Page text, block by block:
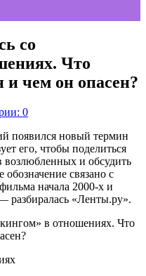
со
Что
чем он опасен?
0
появился новый термин
его, чтобы поделиться
и обсудить
связано с
начала 2000-х и
разбиралась «Ленты.ру».